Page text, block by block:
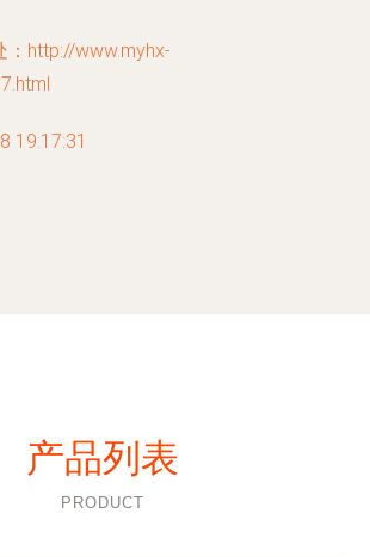
http://www.myhx-
19:17:31
产品列表
PRODUCT